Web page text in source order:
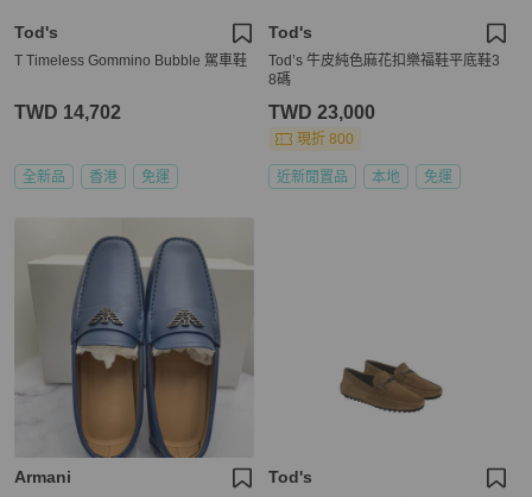
Tod's
T Timeless Gommino Bubble 駕車鞋
TWD 14,702
全新品 香港 免運
Tod's
Tod’s 牛皮純色麻花扣樂福鞋平底鞋3
8碼
TWD 23,000
現折 800
近新閒置品 本地 免運
Armani Tod's